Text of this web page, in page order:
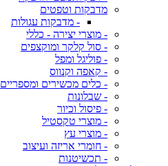
מדבקות וטפטים
- מדבקות עגולות
- מוצרי יצירה - כללי
- סול קלקר ומוקצפים
- פוליגל ומפל
- קאפה וקנווס
- כלים מכשירים ומספריים
- שבלונות
- פיסול וכיור
- מוצרי טקסטיל
- מוצרי עץ
- חומרי אריזה ועיצוב
- תכשיטנות